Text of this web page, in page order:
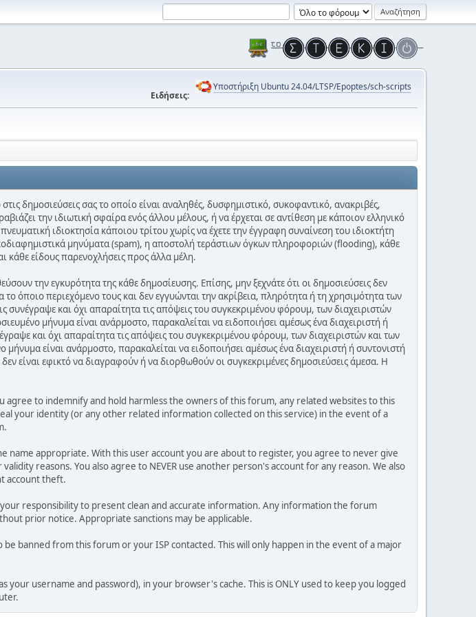
Ειδήσεις:
Υποστήριξη Ubuntu 24.04/LTSP/Epoptes/sch-scripts
δημοσιεύσεις σας το οποίο είναι αναληθές, δυσφημιστικό, συκοφαντικό, ανακριβές,
την ιδιωτική σφαίρα ενός άλλου μέλους, ή να έρχεται σε αντίθεση με κάποιον ελληνικό
ιδιοκτησία κάποιου τρίτου χωρίς να έχετε την έγγραφη συναίνεση του ιδιοκτήτη
μηνύματα (spam), η αποστολή τεράστιων όγκων πληροφοριών (flooding), κάθε
κάθε είδους παρενοχλήσεις προς άλλα μέλη.
την εγκυρότητα της κάθε δημοσίευσης. Επίσης, μην ξεχνάτε ότι οι δημοσιεύσεις δεν
όποιο περιεχόμενο τους και δεν εγγυώνται την ακρίβεια, πληρότητα ή τη χρησιμότητα των
και όχι απαραίτητα τις απόψεις του συγκεκριμένου φόρουμ, των διαχειριστών
μήνυμα είναι ανάρμοστο, παρακαλείται να ειδοποιήσει αμέσως ένα διαχειριστή ή
και όχι απαραίτητα τις απόψεις του συγκεκριμένου φόρουμ, των διαχειριστών και των
είναι ανάρμοστο, παρακαλείται να ειδοποιήσει αμέσως ένα διαχειριστή ή συντονιστή
είναι εφικτό να διαγραφούν ή να διορθωθούν οι συγκεκριμένες δημοσιεύσεις άμεσα. Η
to indemnify and hold harmless the owners of this forum, any related websites to this
your identity (or any other related information collected on this service) in the event of a
name appropriate. With this user account you are about to register, you agree to never give
reasons. You also agree to NEVER use another person's account for any reason. We also
account theft.
responsibility to present clean and accurate information. Any information the forum
prior notice. Appropriate sanctions may be applicable.
banned from this forum or your ISP contacted. This will only happen in the event of a major
username and password), in your browser's cache. This is ONLY used to keep you logged